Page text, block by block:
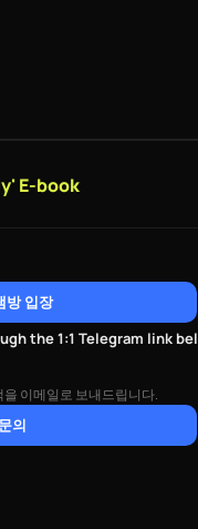
E-book
방 입장
the 1:1 Telegram link
이메일로 보내드립니다.
의